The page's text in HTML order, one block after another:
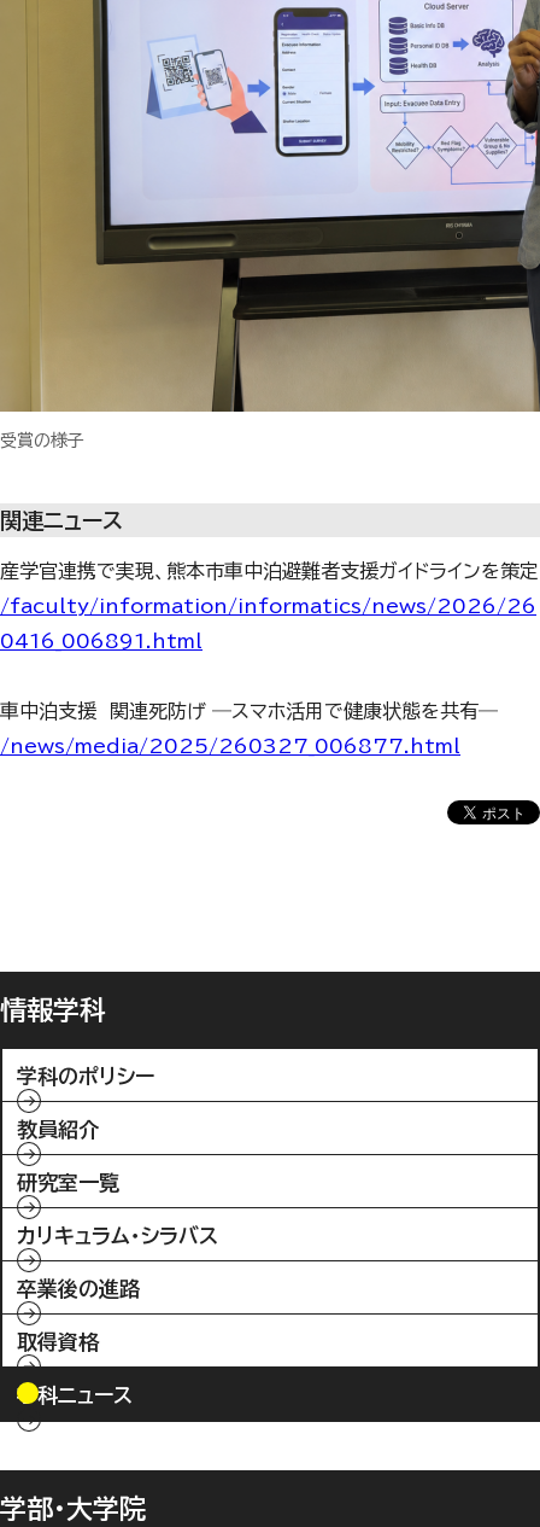
受賞の様子
関連ニュース
産学官連携で実現、熊本市車中泊避難者支援ガイドラインを策定
/faculty/information/informatics/news/2026/26
0416_006891.html
車中泊支援 関連死防げ ―スマホ活用で健康状態を共有―
/news/media/2025/260327_006877.html
情報学科
学科のポリシー
教員紹介
研究室一覧
カリキュラム・シラバス
卒業後の進路
取得資格
学科ニュース
学部・大学院